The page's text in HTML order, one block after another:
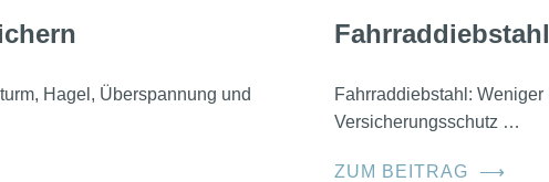
Hagel, Überspannung und
Fahrraddiebstahl:
Versicherungsschutz …
ZUM BEITRAG ⟶